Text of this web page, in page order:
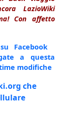
LazioWiki
Con affetto
Facebook
a questa
modifiche
che